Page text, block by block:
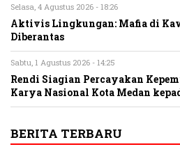
Selasa, 4 Agustus 2026 - 18:26
Aktivis Lingkungan: Mafia di
Diberantas
Sabtu, 1 Agustus 2026 - 14:25
Rendi Siagian Percayakan
Karya Nasional Kota Medan
BERITA TERBARU